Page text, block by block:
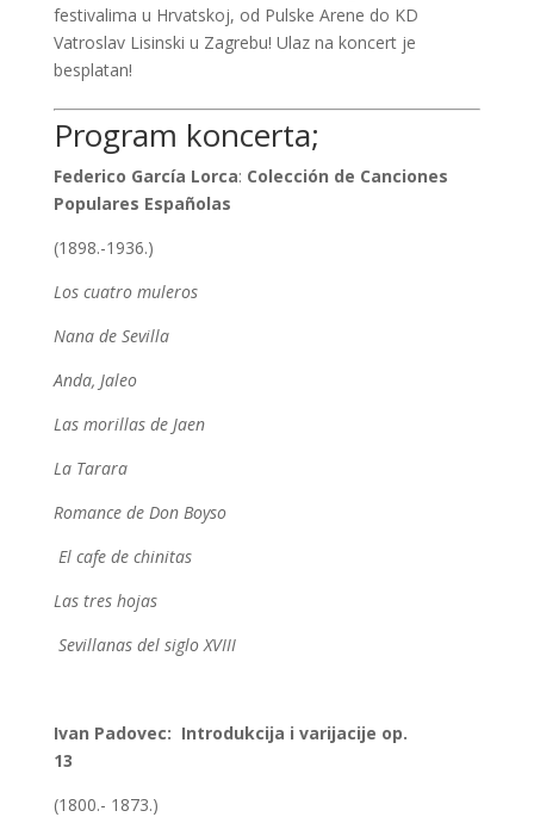
festivalima u Hrvatskoj, od Pulske Arene do KD
Vatroslav Lisinski u Zagrebu! Ulaz na koncert je
besplatan!
Program koncerta;
Federico García Lorca: Colección de Canciones
Populares Españolas
(1898.-1936.)
Los cuatro muleros
Nana de Sevilla
Anda, Jaleo
Las morillas de Jaen
La Tarara
Romance de Don Boyso
El cafe de chinitas
Las tres hojas
Sevillanas del siglo XVIII
Ivan Padovec: Introdukcija i varijacije op.
13
(1800.- 1873.)